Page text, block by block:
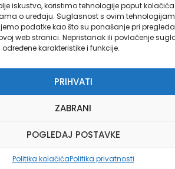
iskustvo, koristimo tehnologije poput
o uređaju. Suglasnost s ovim
podatke kao što su ponašanje pri
web stranici. Nepristanak ili povlačenje
karakteristike i funkcije.
PRIHVATI
ZABRANI
POGLEDAJ POSTAVKE
Politika kolačićaPolitika privatnosti